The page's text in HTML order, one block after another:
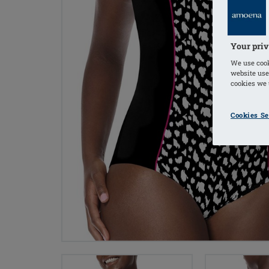
Your
We use
website
cookies we
Cookies